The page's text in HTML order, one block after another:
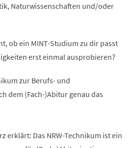
Naturwissenschaften und/oder
ob ein MINT-Studium zu dir passt
erst einmal ausprobieren?
zur Berufs- und
dem (Fach-)Abitur genau das
erklärt: Das NRW-Technikum ist ein